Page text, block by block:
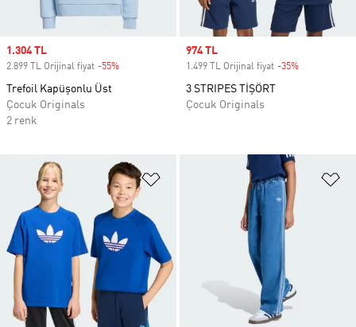
Sale price
1.304 TL
2.899 TL Orijinal fiyat -55%
Trefoil Kapüşonlu Üst
Çocuk Originals
2 renk
Sale price
974 TL
1.499 TL Orijinal fiyat -35%
3 STRIPES TİŞÖRT
Çocuk Originals
Favori Listesine Ekle